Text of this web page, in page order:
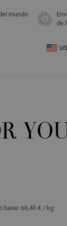
mundo
de
YOU
base: 66,40 € / kg